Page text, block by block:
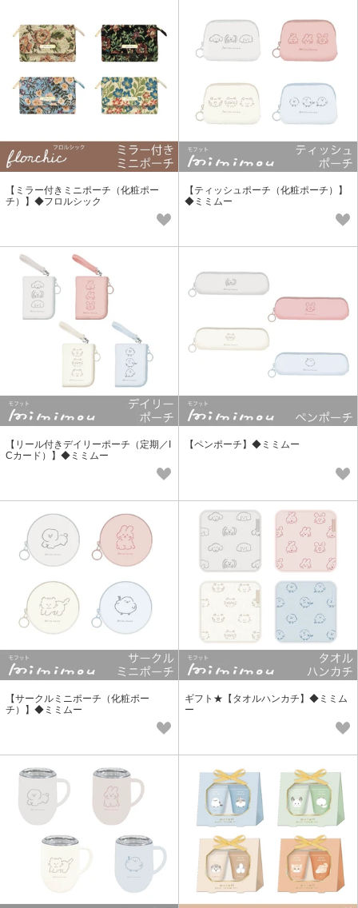
【ミラー付きミニポーチ（化粧ポー
チ）】◆フロルシック
【ティッシュポーチ（化粧ポーチ）】
◆ミミムー
【リール付きデイリーポーチ（定期／I
Cカード）】◆ミミムー
【ペンポーチ】◆ミミムー
【サークルミニポーチ（化粧ポー
チ）】◆ミミムー
ギフト★【タオルハンカチ】◆ミミム
ー